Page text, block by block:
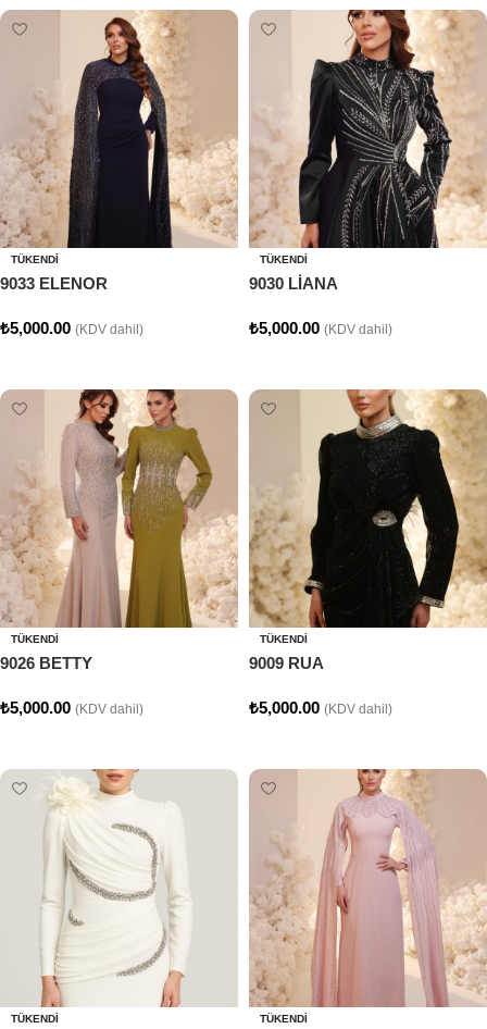
TÜKENDI
9033 ELENOR
₺5,000.00 (KDV dahil)
TÜKENDI
9030 LİANA
₺5,000.00 (KDV dahil)
TÜKENDI
9026 BETTY
₺5,000.00 (KDV dahil)
TÜKENDI
9009 RUA
₺5,000.00 (KDV dahil)
TÜKENDI TÜKENDI